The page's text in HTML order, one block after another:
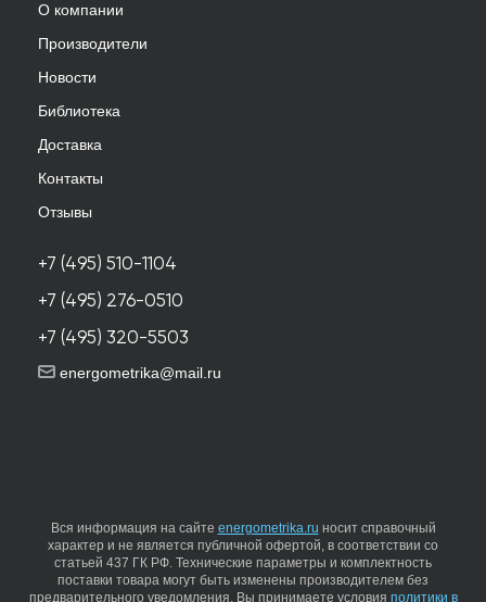
О компании
Производители
Новости
Библиотека
Доставка
Контакты
Отзывы
+7 (495) 510-1104
+7 (495) 276-0510
+7 (495) 320-5503
energometrika@mail.ru
Вся информация на сайте energometrika.ru носит справочный
характер и не является публичной офертой, в соответствии со
статьей 437 ГК РФ. Технические параметры и комплектность
поставки товара могут быть изменены производителем без
предварительного уведомления. Вы принимаете условия политики в